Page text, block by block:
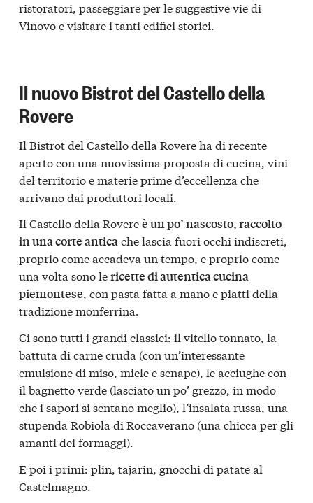
ristoratori, passeggiare per le suggestive vie di
Vinovo e visitare i tanti edifici storici.
Il nuovo Bistrot del Castello della
Rovere
Il Bistrot del Castello della Rovere ha di recente
aperto con una nuovissima proposta di cucina, vini
del territorio e materie prime d’eccellenza che
arrivano dai produttori locali.
Il Castello della Rovereè un po’ nascosto, raccolto
in una corte anticache lascia fuori occhi indiscreti,
proprio come accadeva un tempo, e proprio come
una volta sono lericette di autentica cucina
piemontese, con pasta fatta a mano e piatti della
tradizione monferrina.
Ci sono tutti i grandi classici: il vitello tonnato, la
battuta di carne cruda (con un’interessante
emulsione di miso, miele e senape), le acciughe con
il bagnetto verde (lasciato un po’ grezzo, in modo
che i sapori si sentano meglio), l’insalata russa, una
stupenda Robiola di Roccaverano (una chicca per gli
amanti dei formaggi).
E poi i primi: plin, tajarin, gnocchi di patate al
Castelmagno.